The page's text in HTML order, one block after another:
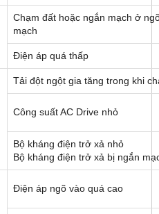
Chạm đất hoặc ngắn mạch ở
mạch
Điện áp quá thấp
Tải đột ngột gia tăng trong khi
Công suất AC Drive nhỏ
Bộ kháng điện trở xả nhỏ
Bộ kháng điện trở xả bị ngắn
Điện áp ngõ vào quá cao